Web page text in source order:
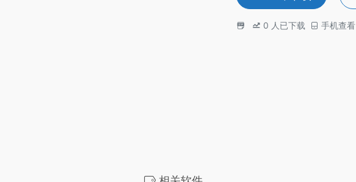
0 人已下载 手机查看